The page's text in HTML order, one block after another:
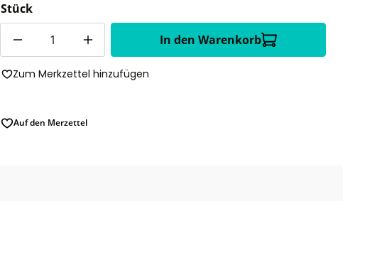
Stück
In den Warenkorb
Zum Merkzettel hinzufügen
Auf den Merzettel